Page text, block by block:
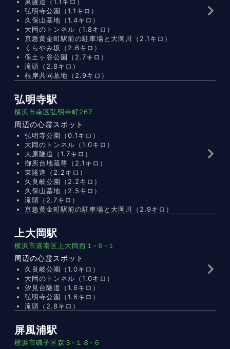
弘明寺公園（1.1キロ）
久保山墓地（1.4キロ）
大岡のトンネル（1.8キロ）
京急黄金町駅前の駐車場と大岡川（2.1キロ）
くらやみ坂（2.6キロ）
保土ヶ谷公園（2.7キロ）
滝頭（2.8キロ）
根岸共同墓地（2.9キロ）
弘明寺駅
横浜市南区弘明寺町267
周辺の心霊スポット
弘明寺公園（0.1キロ）
大岡のトンネル（1.0キロ）
大原隧道（1.7キロ）
御所台地蔵尊（2.1キロ）
東隧道（2.2キロ）
久良岐公園（2.2キロ）
久保山墓地（2.5キロ）
滝頭（2.7キロ）
京急黄金町駅前の駐車場と大岡川（2.9キロ）
上大岡駅
横浜市港南区上大岡西１-６-１
周辺の心霊スポット
久良岐公園（1.0キロ）
大岡のトンネル（1.0キロ）
汐見台隧道（1.6キロ）
弘明寺公園（1.6キロ）
滝頭（2.8キロ）
屏風浦駅
横浜市磯子区森３-１８-６